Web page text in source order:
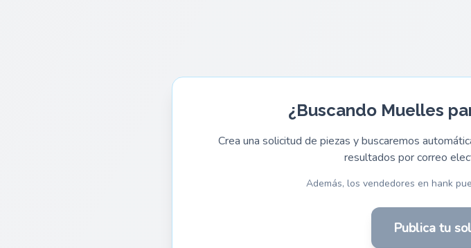
¿Buscando Muelles
Crea una solicitud de piezas y buscaremos
resultados por correo
Además, los vendedores en hank
Publica tu